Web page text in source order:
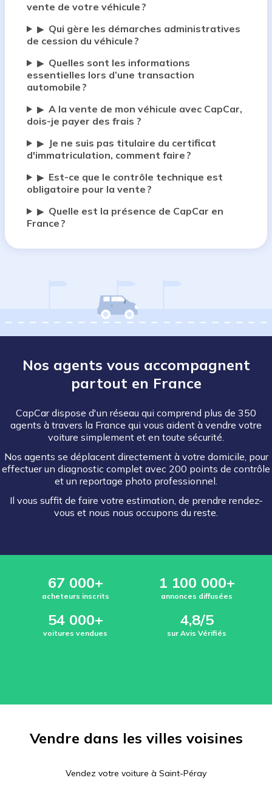
vente de votre véhicule ?
▶ Qui gère les démarches administratives
de cession du véhicule ?
▶ Quelles sont les informations
essentielles lors d’une transaction
automobile ?
▶ A la vente de mon véhicule avec CapCar,
dois-je payer des frais ?
▶
Je ne suis pas titulaire du certificat
d'immatriculation, comment faire ?
▶ Est-ce que le contrôle technique est
obligatoire pour la vente ?
▶ Quelle est la présence de CapCar en
France ?
Nos agents vous accompagnent
partout en France
CapCar dispose d'un réseau qui comprend plus de 350
agents à travers la France qui vous aident à vendre votre
voiture simplement et en toute sécurité.
Nos agents se déplacent directement à votre domicile, pour
effectuer un diagnostic complet avec 200 points de contrôle
et un reportage photo professionnel.
Il vous suffit de faire votre estimation, de prendre rendez-
vous et nous nous occupons du reste.
67 000+
acheteurs inscrits
1 100 000+
annonces diffusées
54 000+
voitures vendues
4,8/5
sur Avis Vérifiés
Vendre dans les villes voisines
Vendez votre voiture à Saint-Péray